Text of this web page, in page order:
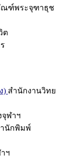
ฑ์พระจุฑาธุช
ต
) สำนักงานวิทย
ฬาฯ
นักพิมพ์
ฯ